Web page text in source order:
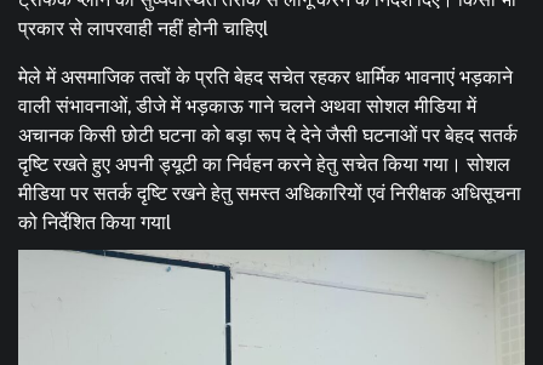
प्रकार से लापरवाही नहीं होनी चाहिएl
मेले में असमाजिक तत्वों के प्रति बेहद सचेत रहकर धार्मिक भावनाएं भड़काने
वाली संभावनाओं, डीजे में भड़काऊ गाने चलने अथवा सोशल मीडिया में
अचानक किसी छोटी घटना को बड़ा रूप दे देने जैसी घटनाओं पर बेहद सतर्क
दृष्टि रखते हुए अपनी ड्यूटी का निर्वहन करने हेतु सचेत किया गया। सोशल
मीडिया पर सतर्क दृष्टि रखने हेतु समस्त अधिकारियों एवं निरीक्षक अधिसूचना
को निर्देशित किया गयाl